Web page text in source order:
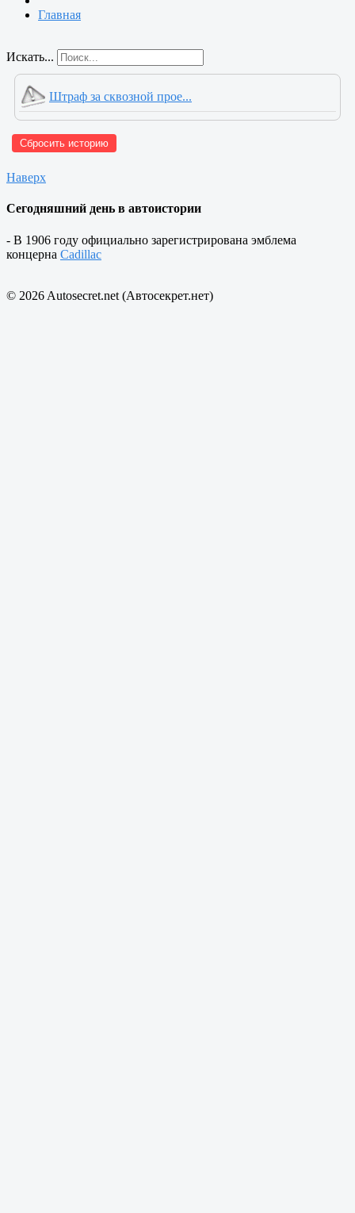
Главная
Искать...
Штраф за сквозной прое...
Сбросить историю
Наверх
Сегодняшний день в автоистории
- В 1906 году официально зарегистрирована эмблема
концерна Cadillac
© 2026 Autosecret.net (Автосекрет.нет)